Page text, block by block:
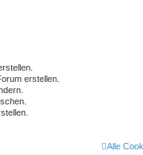
erstellen.
Alle